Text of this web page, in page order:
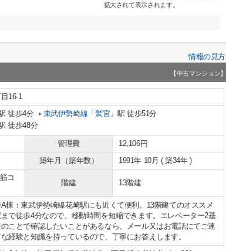
拡大されて表示されます。
情報の見方
【中古マンション】
16-1
徒歩4分 東武伊勢崎線 「 鷲宮」駅 徒歩51分
徒歩48分
管理費
12,106円
築年月（築年数） 1991年 10月 ( 築34年 )
コ
階建 13階建
棟：東武伊勢崎線花崎駅にも近くて便利。13階建てのオススメ
で徒歩4分なので、移動時間を短縮できます。エレベーター2基
ことで確認したいことがあるなら、メール又はお電話にてご連
経験と知識を持っているので、丁寧にお答えします。